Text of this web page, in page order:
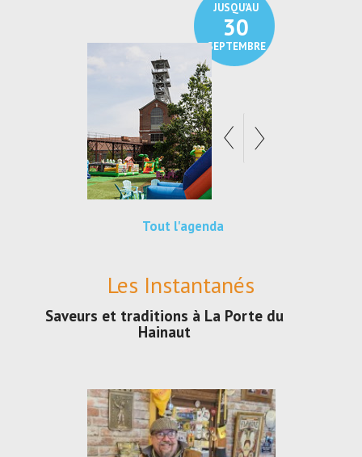
JUSQU'AU
30
SEPTEMBRE
Tout l'agenda
Les Instantanés
Saveurs et traditions à La Porte du
Hainaut